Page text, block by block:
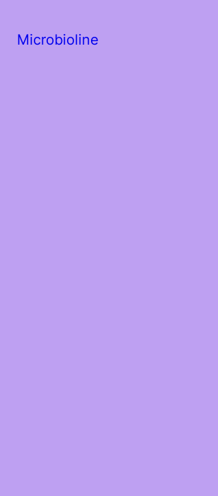
Microbioline